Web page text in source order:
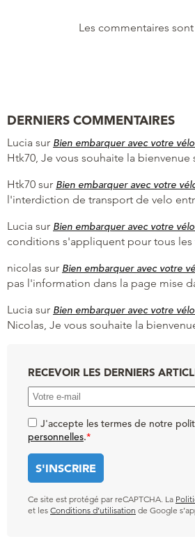
Les commentaires
DERNIERS COMMENTAIRES
Lucia sur Bien embarquer avec votre
Htk70, Je vous souhaite la
Htk70 sur Bien embarquer avec votre
l'interdiction de transport de velo
Lucia sur Bien embarquer avec votre
conditions s'appliquent pour tous
nicolas sur Bien embarquer avec votre
pas l'information dans la page mise
Lucia sur Bien embarquer avec votre
Nicolas, Je vous souhaite la
RECEVOIR LES DERNIERS
J'accepte les termes de notre
personnelles.*
Ce site est protégé par reCAPTCHA. La
et les Conditions d’utilisation de Google